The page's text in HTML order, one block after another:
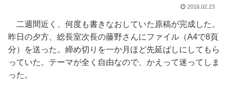
2016.02.23
二週間近く、何度も書きなおしていた原稿が完成した。
昨日の夕方、総長室次長の藤野さんにファイル（A4で8頁
分）を送った。締め切りを一か月ほど先延ばしにしてもら
っていた。テーマが全く自由なので、かえって迷ってしま
った。